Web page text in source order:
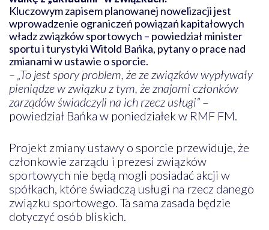
Kluczowym zapisem planowanej nowelizacji jest
wprowadzenie ograniczeń powiązań kapitałowych
władz związków sportowych – powiedział minister
sportu i turystyki Witold Bańka, pytany o prace nad
zmianami w ustawie o sporcie.
– „To jest spory problem, że ze związków wypływały
pieniądze w związku z tym, że znajomi członków
zarządów świadczyli na ich rzecz usługi”–
powiedział Bańka w poniedziałek w RMF FM.
Projekt zmiany ustawy o sporcie przewiduje, że
członkowie zarządu i prezesi związków
sportowych nie będą mogli posiadać akcji w
spółkach, które świadczą usługi na rzecz danego
związku sportowego. Ta sama zasada będzie
dotyczyć osób bliskich.